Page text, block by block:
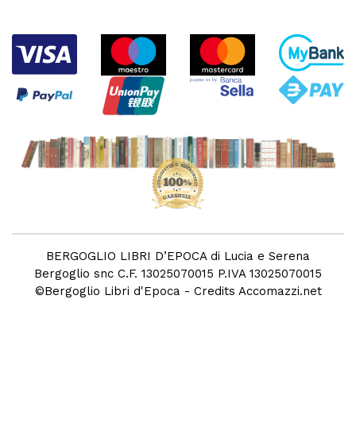
BERGOGLIO LIBRI D’EPOCA di Lucia e Serena
Bergoglio snc C.F. 13025070015 P.IVA 13025070015
©Bergoglio Libri d'Epoca - Credits Accomazzi.net